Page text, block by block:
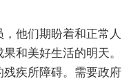
他们期盼着和正常人
和美好生活的明天。
疾所障碍。需要政府